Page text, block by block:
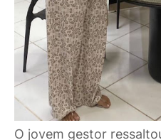
O jovem gestor